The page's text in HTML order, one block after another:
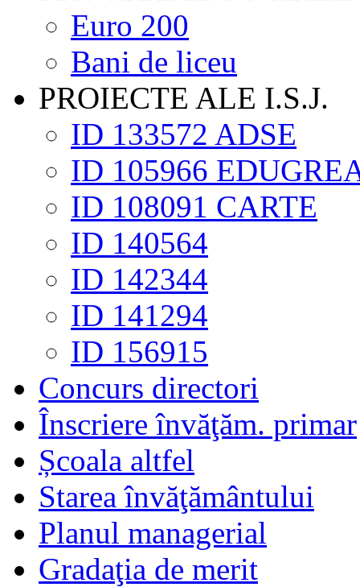
Euro 200
Bani de liceu
PROIECTE ALE I.S.J.
ID 133572 ADSE
ID 105966
ID 108091 CARTE
ID 140564
ID 142344
ID 141294
ID 156915
Concurs directori
Înscriere învăţăm. primar
Școala altfel
Starea învăţământului
Planul managerial
Gradaţia de merit